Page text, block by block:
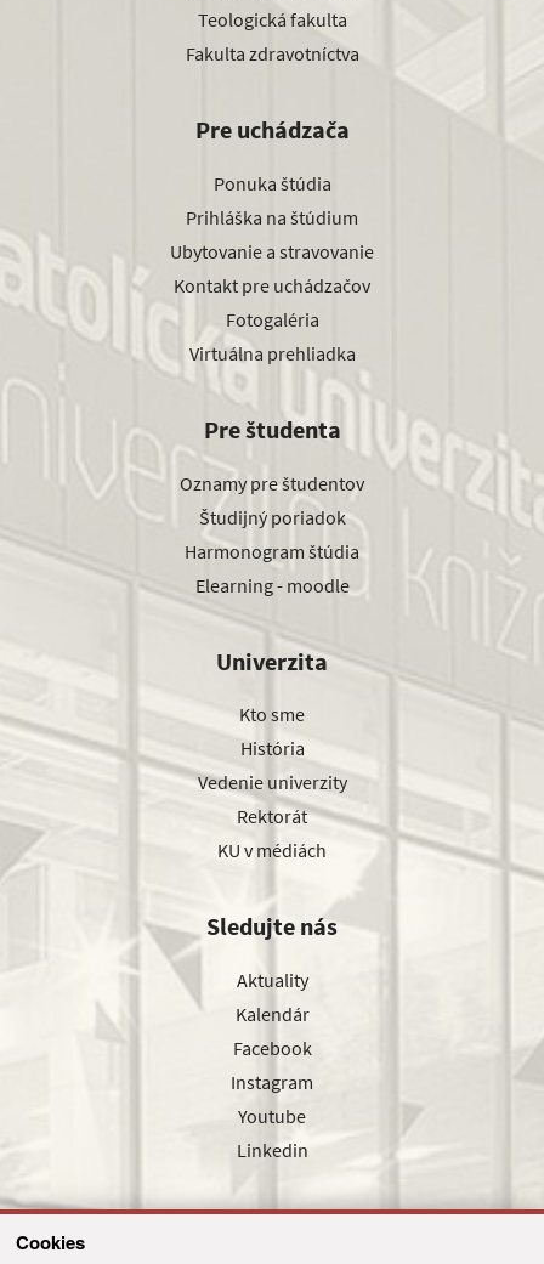
Cookies
Teologická fakulta
Fakulta zdravotníctva
Pre uchádzača
Ponuka štúdia
Prihláška na štúdium
Ubytovanie a stravovanie
Kontakt pre uchádzačov
Fotogaléria
Virtuálna prehliadka
Pre študenta
Oznamy pre študentov
Študijný poriadok
Harmonogram štúdia
Elearning - moodle
Univerzita
Kto sme
História
Vedenie univerzity
Rektorát
KU v médiách
Sledujte nás
Aktuality
Kalendár
Facebook
Instagram
Youtube
Linkedin